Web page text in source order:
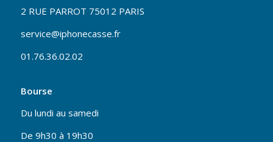
2 RUE PARROT 75012 PARIS
service@iphonecasse.fr
01.76.36.02.02
Bourse
Du lundi au samedi
De 9h30 à 19h30